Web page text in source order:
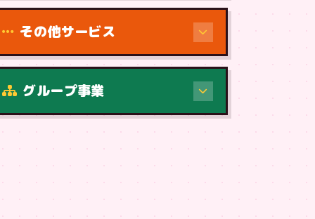
その他サービス
グループ事業